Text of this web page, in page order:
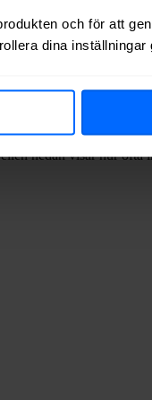
och för att
dina
nedan visar hur